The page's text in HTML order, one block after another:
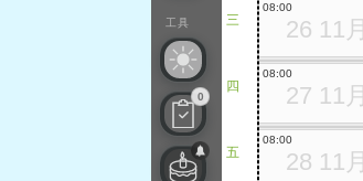
工具
0
三
四
五
26 11月
08:00
27 11月
08:00
28 11月
08:00